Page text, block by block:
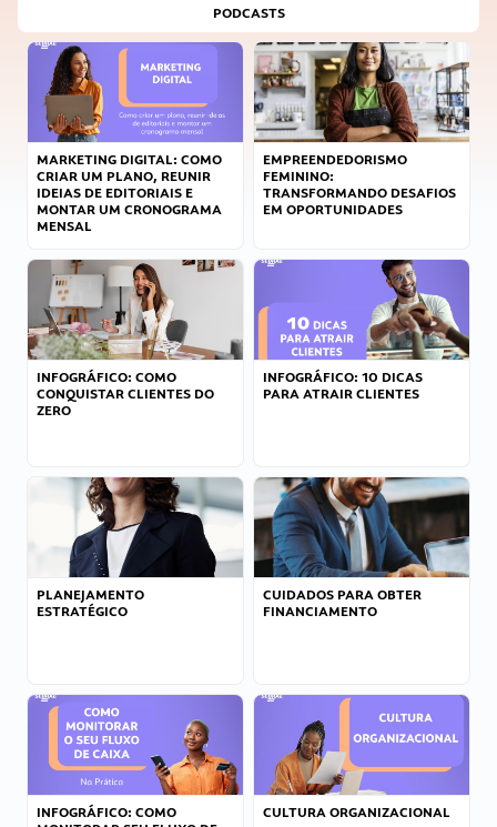
PODCASTS
MARKETING DIGITAL: COMO
CRIAR UM PLANO, REUNIR
IDEIAS DE EDITORIAIS E
MONTAR UM CRONOGRAMA
MENSAL
EMPREENDEDORISMO
FEMININO:
TRANSFORMANDO DESAFIOS
EM OPORTUNIDADES
INFOGRÁFICO: COMO
CONQUISTAR CLIENTES DO
ZERO
INFOGRÁFICO: 10 DICAS
PARA ATRAIR CLIENTES
PLANEJAMENTO
ESTRATÉGICO
CUIDADOS PARA OBTER
FINANCIAMENTO
INFOGRÁFICO: COMO
CULTURA ORGANIZACIONAL